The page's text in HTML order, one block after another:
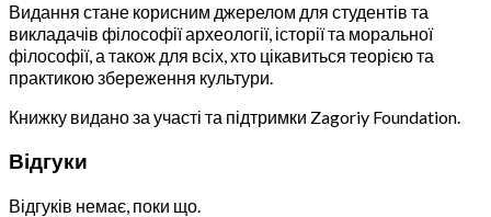
Видання стане корисним джерелом для студентів та
викладачів філософії археології, історії та моральної
філософії, а також для всіх, хто цікавиться теорією та
практикою збереження культури.
Книжку видано за участі та підтримки Zagoriy Foundation.
Відгуки
Відгуків немає, поки що.